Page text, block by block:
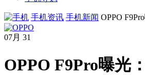
手机资讯 手机新闻 OPPO
07月 31
OPPO F9Pro曝光